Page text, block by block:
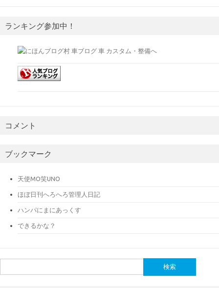
ランキング参加中！
コメント
ブックマーク
天使MO笑UNO
ほぼ日刊へろへろ管理人日記
ハンパにまにあっくす
できるかな？
索: